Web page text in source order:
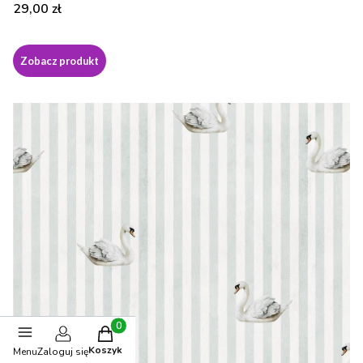
Cena
29,00 zł
Zobacz produkt
MenuZaloguj się
Produkty w koszyku: 0. Zobacz szczegóły
Koszyk